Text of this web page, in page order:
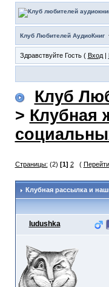
Клуб Любителей АудиоКниг
Здравствуйте Гость ( Вход|
Клуб
> Клубная
Страницы: (2) [1] 2(
Клубная рассылка и
Iudushka